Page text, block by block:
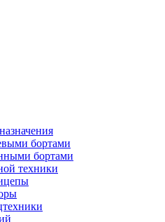
бортами
бортами
техники